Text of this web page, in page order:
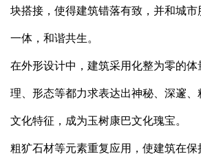
块搭接，使得建筑错落有致，并和城
一体，和谐共生。
在外形设计中，建筑采用化整为零的
理、形态等都力求表达出神秘、深邃
文化特征，成为玉树康巴文化瑰宝。
粗犷石材等元素重复应用，使建筑在